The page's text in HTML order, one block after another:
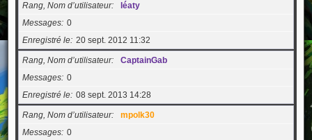
Rang, Nom d’utilisateur
léaty
Messages 0
Enregistré le 20 sept. 2012 11:32
Rang, Nom d’utilisateur
CaptainGab
Messages 0
Enregistré le 08 sept. 2013 14:28
Rang, Nom d’utilisateur
mpolk30
Messages 0